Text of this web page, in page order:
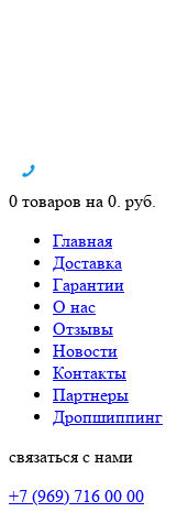
0 товаров на 0. руб.
Главная
Доставка
Гарантии
О нас
Отзывы
Новости
Контакты
Партнеры
Дропшиппинг
связаться с нами
+7 (969) 716 00 00